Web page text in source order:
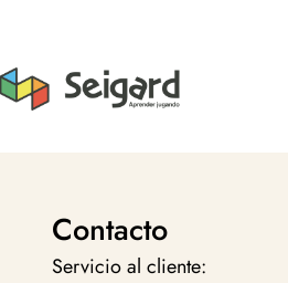
Contacto
Servicio al cliente: